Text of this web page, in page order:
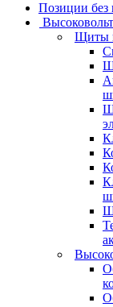
Позиции без
Щиты